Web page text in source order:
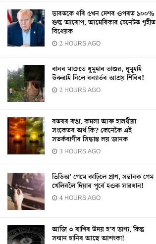
ভাৰতকে ধৰি ৫খন দেশৰ ওপৰত ১০০%
শুল্ক আৰোপ, আমেৰিকাৰ চেনেটত গৃহীত
বিধেয়ক
2 HOURS AGO
বানৰ মাজতে ধুমুহাৰ তাণ্ডৱ, ধুমুহাই
উৰুৱাই নিলে বন্যাৰ্তৰ আশ্ৰয় শিবিৰ!
2 HOURS AGO
বতৰৰ ৰঙা, কমলা আৰু হালধীয়া
সংকেতৰ অৰ্থ কি? কেনেকৈ এই
সতৰ্কবাণীৰ সিদ্ধান্ত লয় জানক
3 HOURS AGO
ভিডিঅ’ গেমে কাঢ়িলে প্ৰাণ, সন্তানক গেম
খেলিবলৈ দিয়াৰ পূৰ্বে হওক সাৱধান!
4 HOURS AGO
আজি ৩ ৰাশিৰ উদয় হ’ব ভাগ্য, কিন্তু
সন্মান হানিৰ আছে আশংকা!